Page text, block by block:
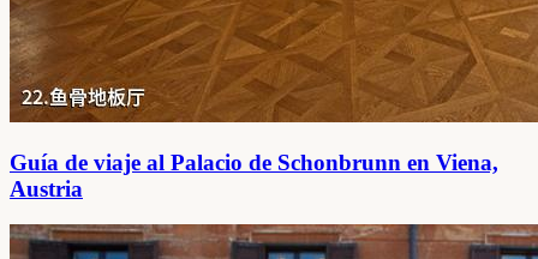
Guía de viaje al Palacio de Schonbrunn en Viena,
Austria